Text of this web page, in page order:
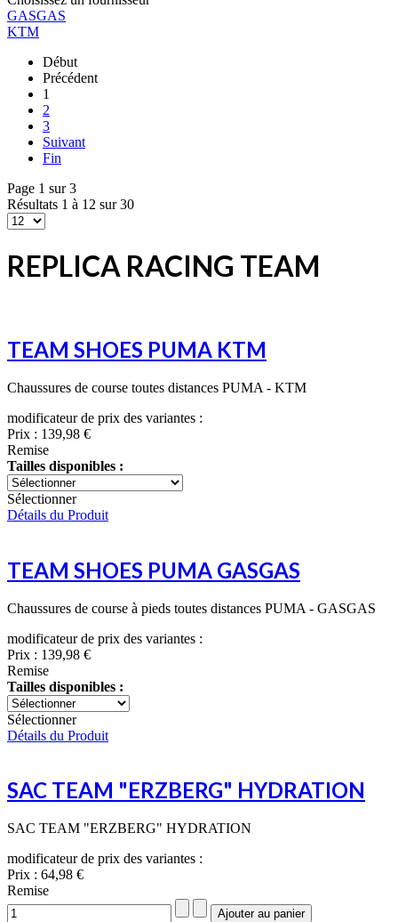
GASGAS
KTM
Début
Précédent
1
2
3
Suivant
Fin
Page 1 sur 3
Résultats 1 à 12 sur 30
REPLICA RACING TEAM
TEAM SHOES PUMA KTM
Chaussures de course toutes distances PUMA - KTM
modificateur de prix des variantes :
Prix : 139,98 €
Remise
Tailles disponibles :
Sélectionner
Détails du Produit
TEAM SHOES PUMA GASGAS
Chaussures de course à pieds toutes distances PUMA - GASGAS
modificateur de prix des variantes :
Prix : 139,98 €
Remise
Tailles disponibles :
Sélectionner
Détails du Produit
SAC TEAM "ERZBERG" HYDRATION
SAC TEAM "ERZBERG" HYDRATION
modificateur de prix des variantes :
Prix : 64,98 €
Remise